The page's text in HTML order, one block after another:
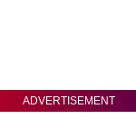
ADVERTISEMENT